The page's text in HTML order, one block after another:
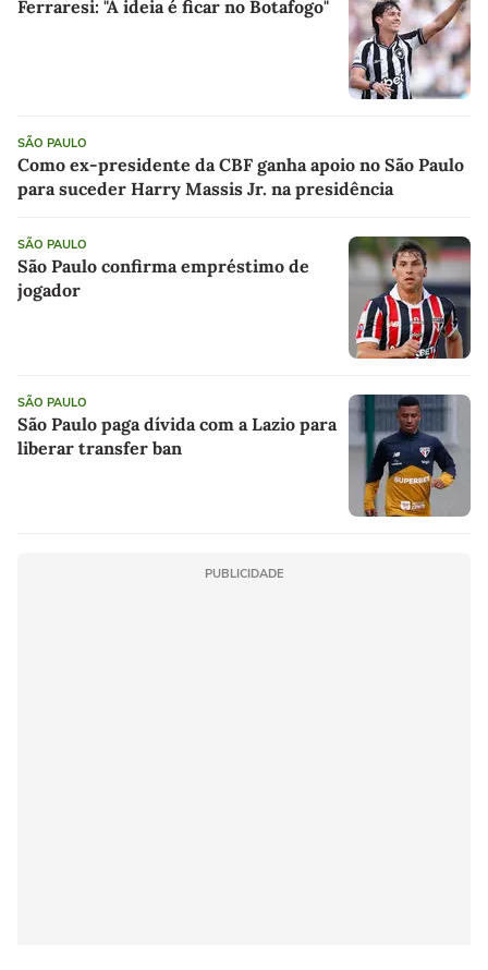
Ferraresi: "A ideia é ficar no Botafogo"
SÃO PAULO
Como ex-presidente da CBF ganha apoio no São Paulo
para suceder Harry Massis Jr. na presidência
SÃO PAULO
São Paulo confirma empréstimo de
jogador
SÃO PAULO
São Paulo paga dívida com a Lazio para
liberar transfer ban
PUBLICIDADE